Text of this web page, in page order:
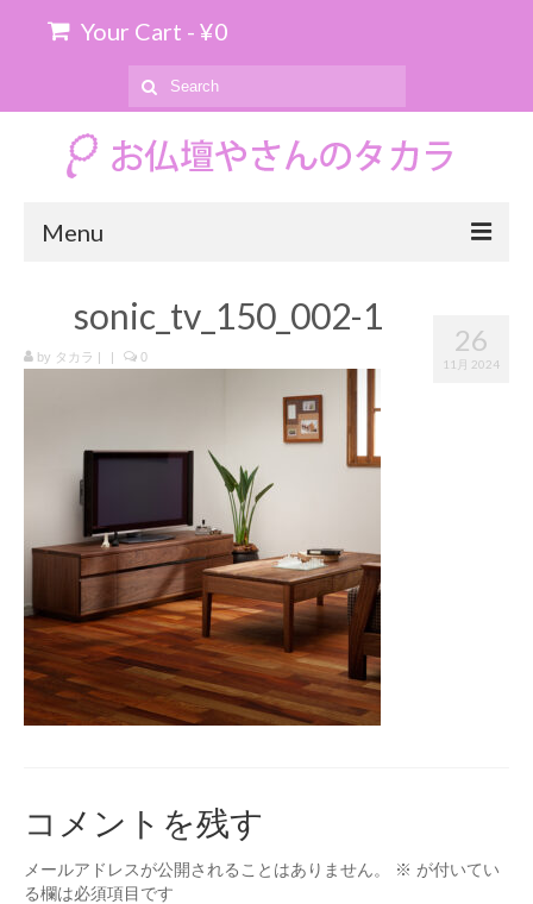
Your Cart - ¥0
Search
for:
Menu
お位牌の購入について
台付仏壇
お位牌
タカラオリジナル位牌
数珠
手元供養
ミニ骨壷
26
11月 2024
sonic_tv_150_002-1
by タカラ | | 0
コメントを残す
メールアドレスが公開されることはありません。 ※ が付いてい
る欄は必須項目です